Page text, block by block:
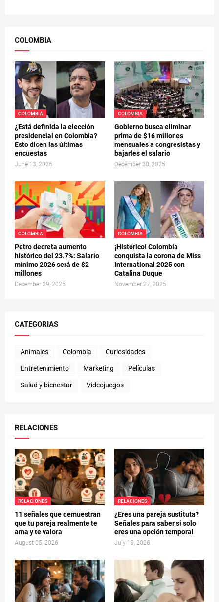
COLOMBIA
COLOMBIA
¿Está definida la elección
presidencial en Colombia?
Esto dicen las últimas
encuestas
June 13, 2026
COLOMBIA
Gobierno busca eliminar
prima de $16 millones
mensuales a congresistas y
bajarles el salario
December 30, 2025
COLOMBIA
Petro decreta aumento
histórico del 23.7%: Salario
mínimo 2026 será de $2
millones
December 29, 2025
COLOMBIA
¡Histórico! Colombia
conquista la corona de Miss
International 2025 con
Catalina Duque
November 27, 2025
CATEGORIAS
Animales Colombia Curiosidades
Entretenimiento Marketing Películas
Salud y bienestar Videojuegos
RELACIONES
RELACIONES
11 señales que demuestran
que tu pareja realmente te
ama y te valora
August 05, 2026
RELACIONES
¿Eres una pareja sustituta?
Señales para saber si solo
eres una opción temporal
July 19, 2026